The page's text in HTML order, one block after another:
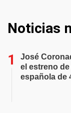
Noticias
José
el estreno
española de